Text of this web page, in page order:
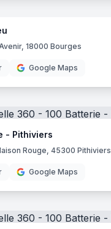
18000 Bourges
Google Maps
- Pithiviers
Rouge, 45300 Pithiviers
Google Maps